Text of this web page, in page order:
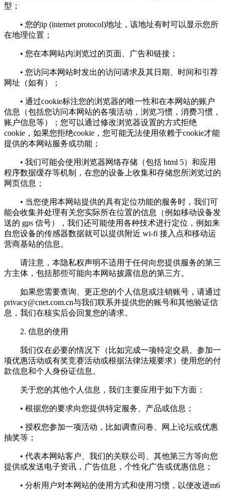
型；
• 您的ip (internet protocol)地址，该地址有时可以显示您所
在地理位置；
• 您在本网站内浏览过的页面、广告和链接；
• 您访问本网站时发出的访问请求及其日期、时间和引荐
网址（如有）；
• 通过cookie标注您的浏览器的唯一性和在本网站的账户
信息（包括您访问本网站的各项活动，浏览习惯，消费习惯，
账户信息等）；您可以通过修改浏览器设置的方式拒绝
cookie，如果您拒绝cookie，您可能无法使用依赖于cookie才能
提供的本网站服务或功能；
• 我们可能会使用浏览器网络存储（包括 html 5）和应用
程序数据缓存等机制，在您的设备上收集和存储您所浏览过的
网页信息；
• 当您使用本网站提供的具有定位功能的服务时，我们可
能会收集并处理有关您实际所在位置的信息（例如移动设备发
送的 gps 信号），我们还可能使用各种技术进行定位，例如来
自您设备的传感器数据就可以提供附近 wi-fi 接入点和移动运
营商基站的信息。
请注意，本隐私权声明不适用于任何向您提供服务的第三
方主体，包括那些可能向本网站披露信息的第三方。
如果您需要查询、更正您的个人信息或注销账号，请通过
privacy@cnet.com.cn与我们联系并提供您的账号和其他验证信
息，我们在核实后会回复您的请求。
2. 信息的使用
我们仅在必要的情况下（比如完成一项特定交易、参加一
项优惠活动或有奖竞赛活动或根据法律法规要求）使用您的付
款信息和个人身份证信息。
关于您的其他个人信息，我们主要应用于如下方面：
• 根据您的要求向您提供特定服务、产品或信息；
• 授权您参加一项活动，比如调查问卷、网上论坛或优惠
抽奖等；
• 代表本网站客户、我们的关联公司、其他第三方等向您
提供或发送电子资讯，广告信息，个性化广告或优惠信息；
• 分析用户对本网站的使用方式和使用习惯，以便改进m6